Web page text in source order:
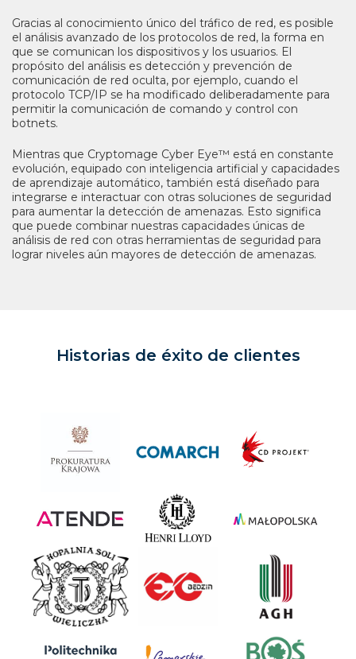
Gracias al conocimiento único del tráfico de red, es posible
el análisis avanzado de los protocolos de red, la forma en
que se comunican los dispositivos y los usuarios. El
propósito del análisis es detección y prevención de
comunicación de red oculta, por ejemplo, cuando el
protocolo TCP/IP se ha modificado deliberadamente para
permitir la comunicación de comando y control con
botnets.
Mientras que Cryptomage Cyber Eye™ está en constante
evolución, equipado con inteligencia artificial y capacidades
de aprendizaje automático, también está diseñado para
integrarse e interactuar con otras soluciones de seguridad
para aumentar la detección de amenazas. Esto significa
que puede combinar nuestras capacidades únicas de
análisis de red con otras herramientas de seguridad para
lograr niveles aún mayores de detección de amenazas.
Historias de éxito de clientes